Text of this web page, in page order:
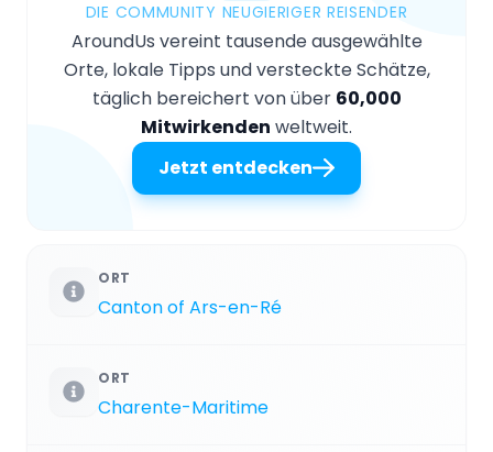
DIE COMMUNITY NEUGIERIGER REISENDER
AroundUs vereint tausende ausgewählte
Orte, lokale Tipps und versteckte Schätze,
täglich bereichert von über 60,000
Mitwirkenden weltweit.
Jetzt entdecken
ORT
Canton of Ars-en-Ré
ORT
Charente-Maritime